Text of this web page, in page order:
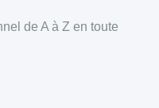
de A à Z en toute